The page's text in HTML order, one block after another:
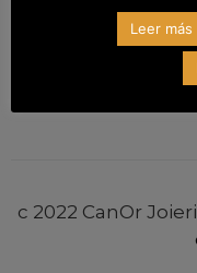
Av
c 2022 CanOr
Leer más